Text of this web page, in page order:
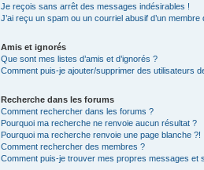
Je reçois sans arrêt des messages indésirables !
J’ai reçu un spam ou un courriel abusif d’un membre
Amis et ignorés
Que sont mes listes d’amis et d’ignorés ?
Comment puis-je ajouter/supprimer des utilisateurs
Recherche dans les forums
Comment rechercher dans les forums ?
Pourquoi ma recherche ne renvoie aucun résultat ?
Pourquoi ma recherche renvoie une page blanche ?!
Comment rechercher des membres ?
Comment puis-je trouver mes propres messages et